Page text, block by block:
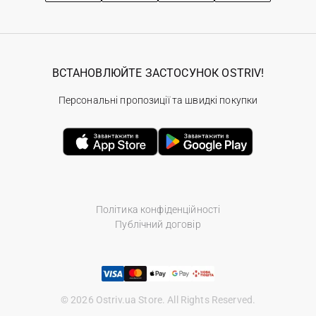
Політика конфіденційності
Публічний договір
© 2026 Ostriv.ua Store. All Rights Reserved.
ВСТАНОВЛЮЙТЕ ЗАСТОСУНОК OSTRIV!
Персональні пропозиції та швидкі покупки